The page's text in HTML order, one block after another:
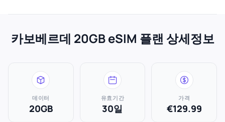
카보베르데 20GB eSIM 플랜 상세정보
데이터
20GB
유효기간
30일
가격
€129.99